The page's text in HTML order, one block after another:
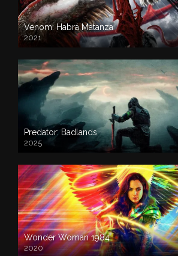
Venom: Habrá Matanza
2021
Predator: Badlands
2025
Wonder Woman 1984
2020